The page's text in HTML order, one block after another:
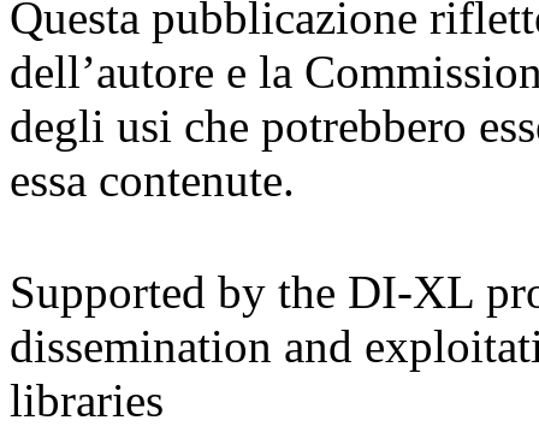
Questa pubblicazione
dell’autore e la
degli usi che potrebbero
essa contenute.
Supported by the DI-XL
dissemination and
libraries